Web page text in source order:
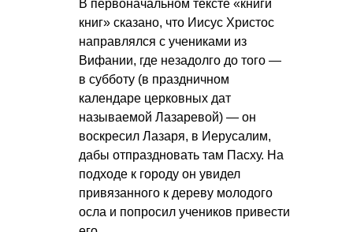
В первоначальном тексте «книги
книг» сказано, что Иисус Христос
направлялся с учениками из
Вифании, где незадолго до того —
в субботу (в праздничном
календаре церковных дат
называемой Лазаревой) — он
воскресил Лазаря, в Иерусалим,
дабы отпраздновать там Пасху. На
подходе к городу он увидел
привязанного к дереву молодого
осла и попросил учеников привести